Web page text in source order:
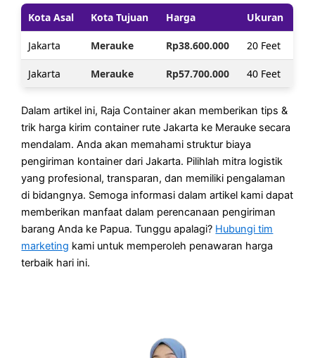
Kota Asal Kota Tujuan Harga Ukuran
Jakarta Merauke Rp38.600.000 20 Feet
Jakarta Merauke Rp57.700.000 40 Feet
Dalam artikel ini, Raja Container akan memberikan tips &
trik harga kirim container rute Jakarta ke Merauke secara
mendalam. Anda akan memahami struktur biaya
pengiriman kontainer dari Jakarta. Pilihlah mitra logistik
yang profesional, transparan, dan memiliki pengalaman
di bidangnya. Semoga informasi dalam artikel kami dapat
memberikan manfaat dalam perencanaan pengiriman
barang Anda ke Papua. Tunggu apalagi? Hubungi tim
marketing kami untuk memperoleh penawaran harga
terbaik hari ini.